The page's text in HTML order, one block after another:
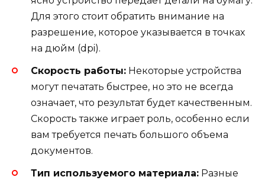
Для этого стоит обратить внимание на
разрешение, которое указывается в точках
на дюйм (dpi).
Скорость работы: Некоторые устройства
могут печатать быстрее, но это не всегда
означает, что результат будет качественным.
Скорость также играет роль, особенно если
вам требуется печать большого объема
документов.
Тип используемого материала: Разные